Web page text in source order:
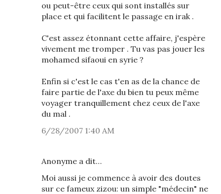
ou peut-être ceux qui sont installés sur
place et qui facilitent le passage en irak .
C'est assez étonnant cette affaire, j'espère
vivement me tromper . Tu vas pas jouer les
mohamed sifaoui en syrie ?
Enfin si c'est le cas t'en as de la chance de
faire partie de l'axe du bien tu peux même
voyager tranquillement chez ceux de l'axe
du mal .
6/28/2007 1:40 AM
Anonyme a dit…
Moi aussi je commence à avoir des doutes
sur ce fameux zizou: un simple "médecin" ne